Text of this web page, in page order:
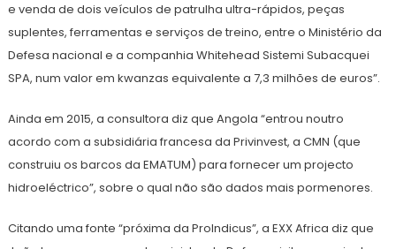
e venda de dois veículos de patrulha ultra-rápidos, peças
suplentes, ferramentas e serviços de treino, entre o Ministério da
Defesa nacional e a companhia Whitehead Sistemi Subacquei
SPA, num valor em kwanzas equivalente a 7,3 milhões de euros”.
Ainda em 2015, a consultora diz que Angola “entrou noutro
acordo com a subsidiária francesa da Privinvest, a CMN (que
construiu os barcos da EMATUM) para fornecer um projecto
hidroeléctrico”, sobre o qual não são dados mais pormenores.
Citando uma fonte “próxima da ProIndicus”, a EXX Africa diz que